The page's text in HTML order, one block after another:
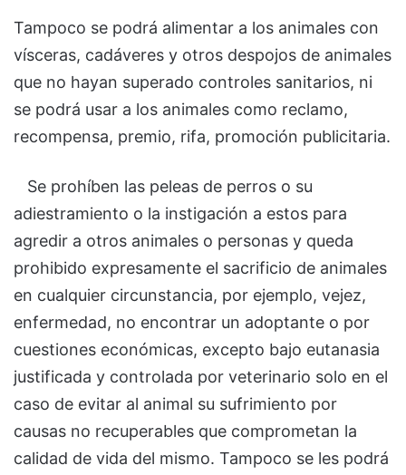
Tampoco se podrá alimentar a los animales con
vísceras, cadáveres y otros despojos de animales
que no hayan superado controles sanitarios, ni
se podrá usar a los animales como reclamo,
recompensa, premio, rifa, promoción publicitaria.
Se prohíben las peleas de perros o su
adiestramiento o la instigación a estos para
agredir a otros animales o personas y queda
prohibido expresamente el sacrificio de animales
en cualquier circunstancia, por ejemplo, vejez,
enfermedad, no encontrar un adoptante o por
cuestiones económicas, excepto bajo eutanasia
justificada y controlada por veterinario solo en el
caso de evitar al animal su sufrimiento por
causas no recuperables que comprometan la
calidad de vida del mismo. Tampoco se les podrá